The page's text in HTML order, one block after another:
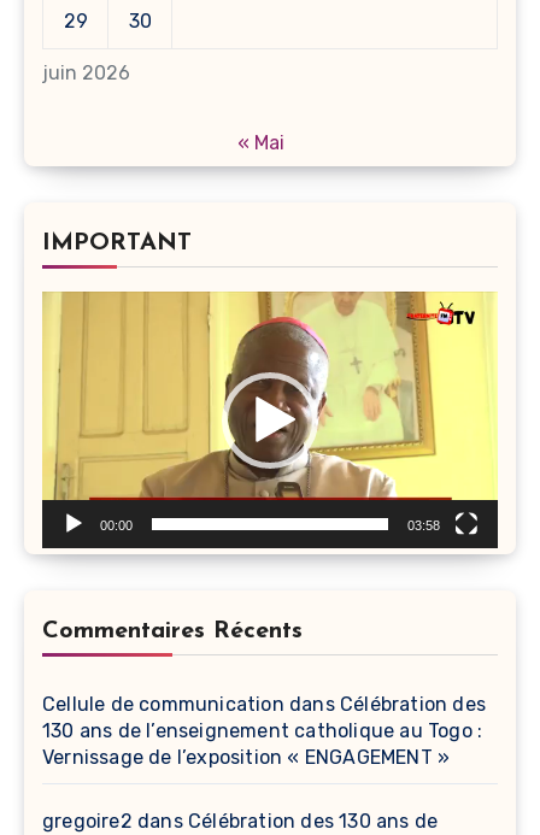
juin 2026
29 30
« Mai
IMPORTANT
00:00 03:58
Commentaires Récents
Cellule de communication dans Célébration des
130 ans de l’enseignement catholique au Togo :
Vernissage de l’exposition « ENGAGEMENT »
gregoire2 dans Célébration des 130 ans de